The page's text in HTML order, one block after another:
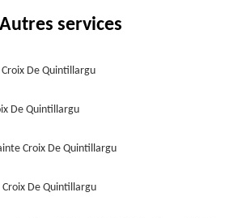
Autres services
De Quintillargu
De Quintillargu
Croix De Quintillargu
De Quintillargu